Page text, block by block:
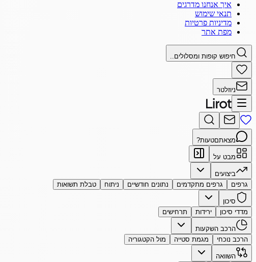
איך אנחנו מדרגים
תנאי שימוש
מדיניות פרטיות
מפת אתר
חיפוש קופות ומסלולים..
ניוזלטר
מצאתםטעות?
מבט על
ביצועים
גרפים
גרפים מתקדמים נתונים חודשיים ניתוח טבלת תשואות
סיכון
מדדי סיכון
ירידות תרחישים
הרכב השקעות
הרכב נוכחי
מגמת סטייה מול הקטגוריה
השוואה